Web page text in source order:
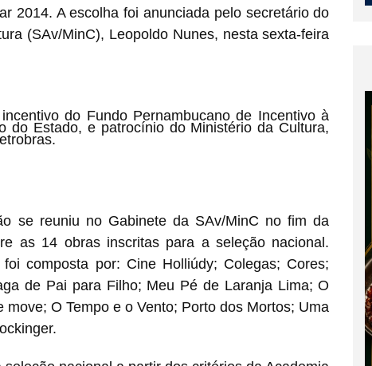
2014. A escolha foi anunciada pelo secretário do
(SAv/MinC), Leopoldo Nunes, nesta sexta-feira
do Fundo Pernambucano de Incentivo à
do Estado, e patrocínio do Ministério da Cultura,
se reuniu no Gabinete da SAv/MinC no fim da
as 14 obras inscritas para a seleção nacional.
composta por: Cine Holliúdy; Colegas; Cores;
de Pai para Filho; Meu Pé de Laranja Lima; O
O Tempo e o Vento; Porto dos Mortos; Uma